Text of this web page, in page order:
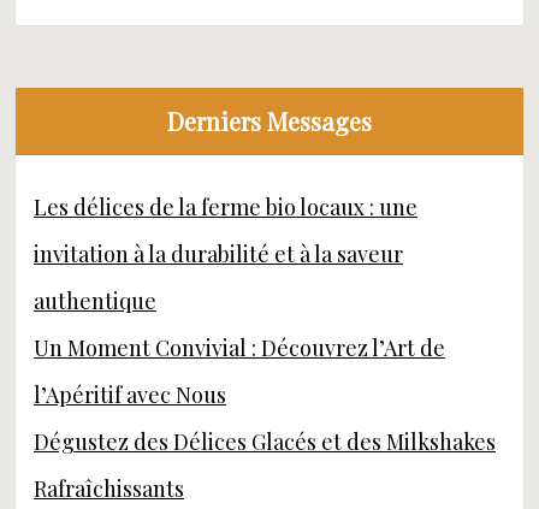
Derniers Messages
Les délices de la ferme bio locaux : une
invitation à la durabilité et à la saveur
authentique
Un Moment Convivial : Découvrez l’Art de
l’Apéritif avec Nous
Dégustez des Délices Glacés et des Milkshakes
Rafraîchissants